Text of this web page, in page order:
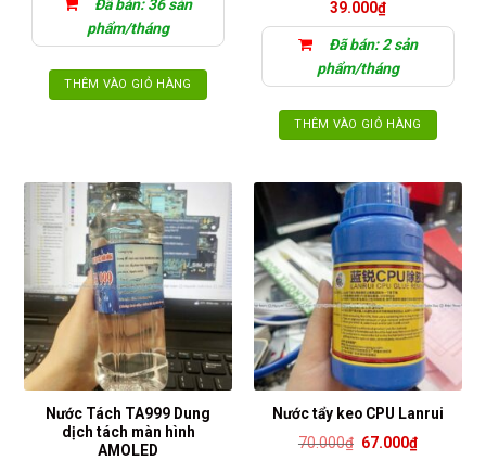
Đã bán: 36 sản
phẩm/tháng
THÊM VÀO GIỎ HÀNG
39.000₫
Đã bán: 2 sản
phẩm/tháng
THÊM VÀO GIỎ HÀNG
Nước Tách TA999 Dung
dịch tách màn hình
AMOLED
Nước tẩy keo CPU Lanrui
70.000₫ Giá
67.000₫Giá